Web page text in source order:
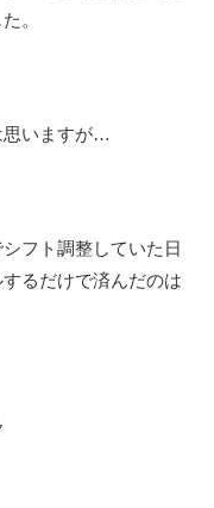
。
思いますが…
フト調整していた日
るだけで済んだのは